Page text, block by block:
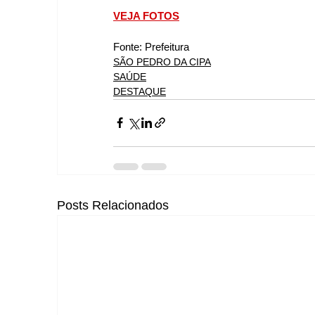
VEJA FOTOS
Fonte: Prefeitura
SÃO PEDRO DA CIPA
SAÚDE
DESTAQUE
Posts Relacionados